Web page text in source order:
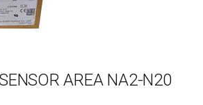
AREA NA2-N20